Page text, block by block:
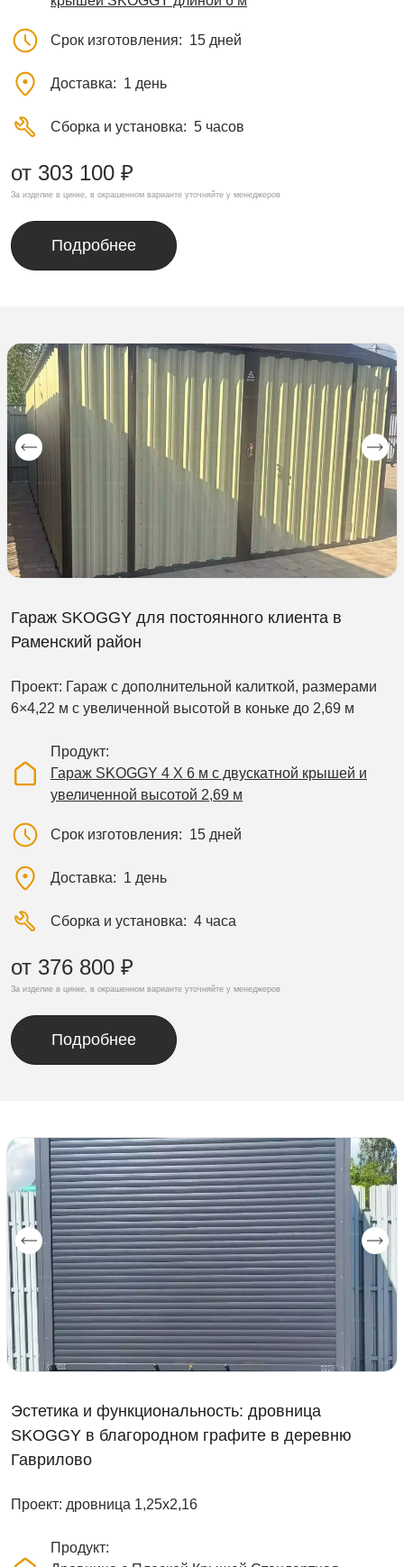
Срок изготовления 15 дней
Доставка 1 день
Сборка и установка 5 часов
от 303 100 ₽
За изделие в цинке, в окрашенном варианте уточняйте у менеджеров
Подробнее
Гараж SKOGGY для постоянного клиента в
Раменский район
Проект: Гараж с дополнительной калиткой, размерами
6×4,22 м с увеличенной высотой в коньке до 2,69 м
Продукт
Гараж SKOGGY 4 Х 6 м с двускатной крышей и
увеличенной высотой 2,69 м
Срок изготовления 15 дней
Доставка 1 день
Сборка и установка 4 часа
от 376 800 ₽
За изделие в цинке, в окрашенном варианте уточняйте у менеджеров
Подробнее
Эстетика и функциональность: дровница
SKOGGY в благородном графите в деревню
Гаврилово
Проект: дровница 1,25х2,16
Продукт